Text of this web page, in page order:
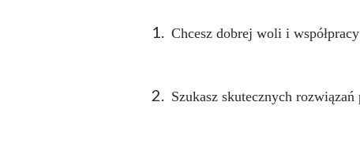
Chcesz dobrej woli i
Szukasz skutecznych